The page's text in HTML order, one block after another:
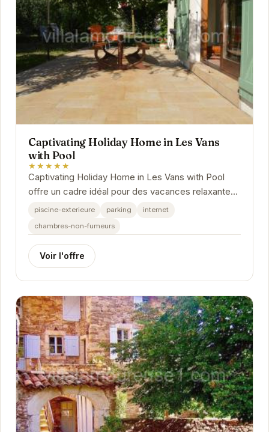
Captivating Holiday Home in Les Vans
with Pool
★★★★★
Captivating Holiday Home in Les Vans with Pool
offre un cadre idéal pour des vacances relaxantes.
Avec sa piscine privée, ses espaces de vie...
piscine-exterieure parking
internet
chambres-non-fumeurs
Voir l'offre